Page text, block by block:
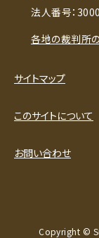
法人番号：
各地の裁判所
サイトマップ
このサイトについて
お問い合わせ
Copyright ©